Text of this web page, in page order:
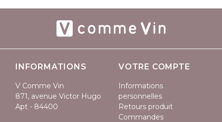
INFORMATIONS
V Comme Vin
871, avenue Victor Hugo
Apt - 84400
VOTRE COMPTE
Informations
personnelles
Retours produit
Commandes